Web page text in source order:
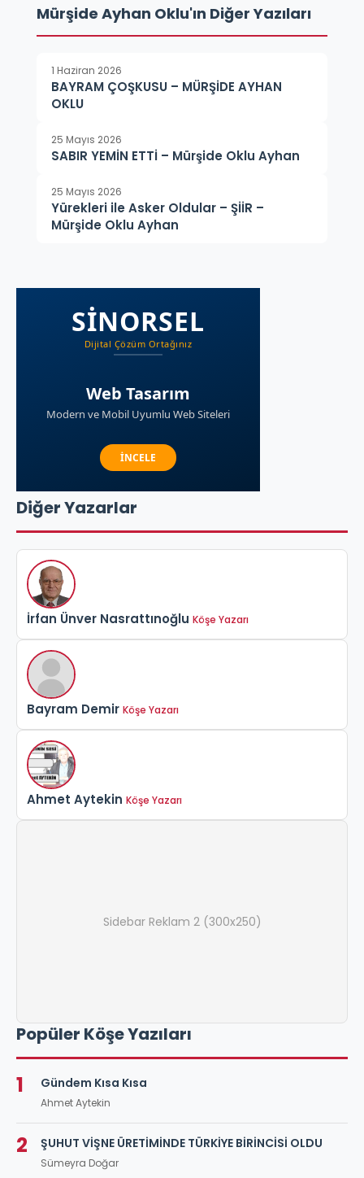
Mürşide Ayhan Oklu'ın Diğer Yazıları
1 Haziran 2026
BAYRAM ÇOŞKUSU – MÜRŞİDE AYHAN
OKLU
25 Mayıs 2026
SABIR YEMİN ETTİ – Mürşide Oklu Ayhan
25 Mayıs 2026
Yürekleri ile Asker Oldular – ŞİİR –
Mürşide Oklu Ayhan
Diğer Yazarlar
İrfan Ünver Nasrattınoğlu Köşe Yazarı
Bayram Demir Köşe Yazarı
Ahmet Aytekin Köşe Yazarı
Sidebar Reklam 2 (300x250)
Popüler Köşe Yazıları
1 Gündem Kısa Kısa
Ahmet Aytekin
2 ŞUHUT VİŞNE ÜRETİMİNDE TÜRKİYE BİRİNCİSİ OLDU
Sümeyra Doğar